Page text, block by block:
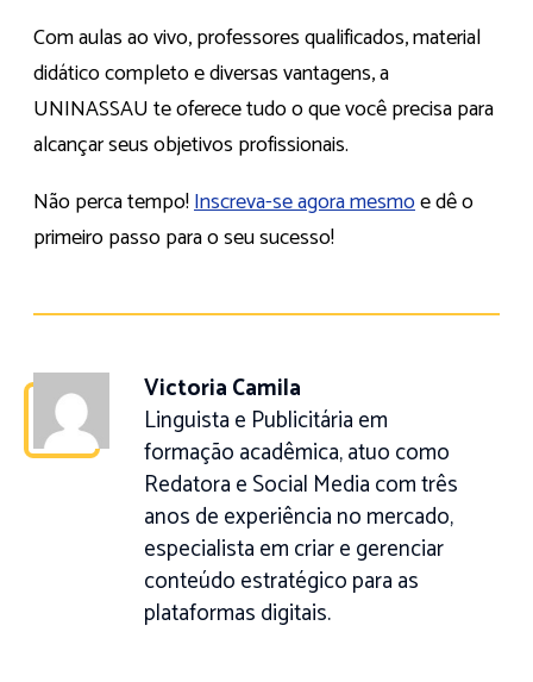
Com aulas ao vivo, professores qualificados, material
didático completo e diversas vantagens, a
UNINASSAU te oferece tudo o que você precisa para
alcançar seus objetivos profissionais.
Não perca tempo!Inscreva-se agora mesmoe dê o
primeiro passo para o seu sucesso!
Victoria Camila
Linguista e Publicitária em
formação acadêmica, atuo como
Redatora e Social Media com três
anos de experiência no mercado,
especialista em criar e gerenciar
conteúdo estratégico para as
plataformas digitais.